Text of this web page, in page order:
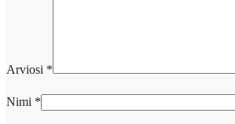
Arviosi *
Nimi *